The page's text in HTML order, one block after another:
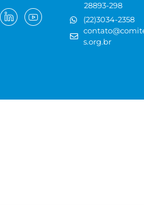
28893-298
(22)3034-2358
s.org.br